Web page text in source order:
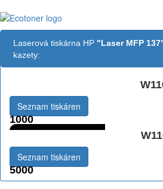
Laserová tiskárna HP "Laser MFP
kazety:
1000
Seznam tiskáren
5000
Seznam tiskáren